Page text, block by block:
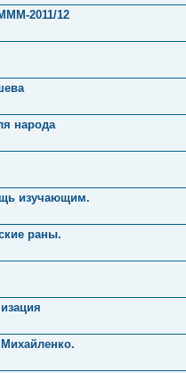
2011/12
народа
изучающим.
раны.